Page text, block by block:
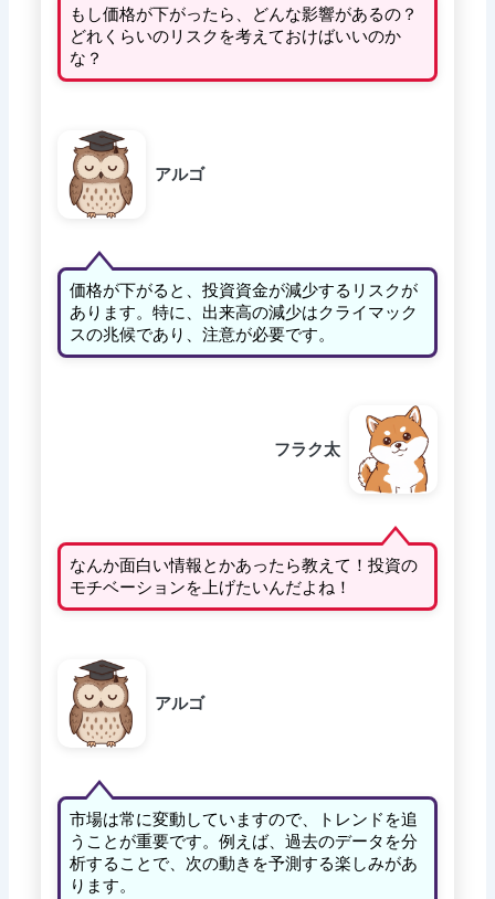
もし価格が下がったら、どんな影響があるの？
どれくらいのリスクを考えておけばいいのか
な？
アルゴ
価格が下がると、投資資金が減少するリスクが
あります。特に、出来高の減少はクライマック
スの兆候であり、注意が必要です。
フラク太
なんか面白い情報とかあったら教えて！投資の
モチベーションを上げたいんだよね！
アルゴ
市場は常に変動していますので、トレンドを追
うことが重要です。例えば、過去のデータを分
析することで、次の動きを予測する楽しみがあ
ります。